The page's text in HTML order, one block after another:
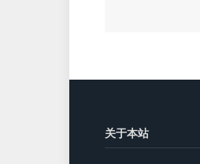
关于本站